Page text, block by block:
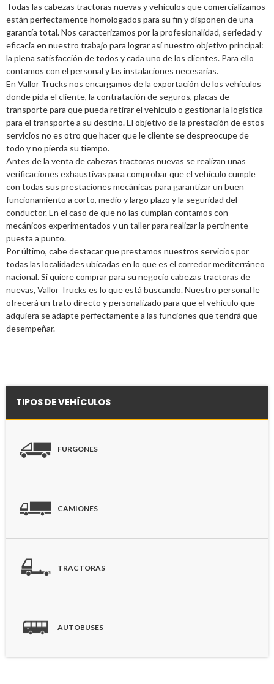
Todas las cabezas tractoras nuevas y vehículos que comercializamos
están perfectamente homologados para su fin y disponen de una
garantía total. Nos caracterizamos por la profesionalidad, seriedad y
eficacia en nuestro trabajo para lograr así nuestro objetivo principal:
la plena satisfacción de todos y cada uno de los clientes. Para ello
contamos con el personal y las instalaciones necesarias.
En Vallor Trucks nos encargamos de la exportación de los vehículos
donde pida el cliente, la contratación de seguros, placas de
transporte para que pueda retirar el vehículo o gestionar la logística
para el transporte a su destino. El objetivo de la prestación de estos
servicios no es otro que hacer que le cliente se despreocupe de
todo y no pierda su tiempo.
Antes de la venta de cabezas tractoras nuevas se realizan unas
verificaciones exhaustivas para comprobar que el vehículo cumple
con todas sus prestaciones mecánicas para garantizar un buen
funcionamiento a corto, medio y largo plazo y la seguridad del
conductor. En el caso de que no las cumplan contamos con
mecánicos experimentados y un taller para realizar la pertinente
puesta a punto.
Por último, cabe destacar que prestamos nuestros servicios por
todas las localidades ubicadas en lo que es el corredor mediterráneo
nacional. Si quiere comprar para su negocio cabezas tractoras de
nuevas, Vallor Trucks es lo que está buscando. Nuestro personal le
ofrecerá un trato directo y personalizado para que el vehículo que
adquiera se adapte perfectamente a las funciones que tendrá que
desempeñar.
TIPOS DE VEHÍCULOS
FURGONES
CAMIONES
TRACTORAS
AUTOBUSES